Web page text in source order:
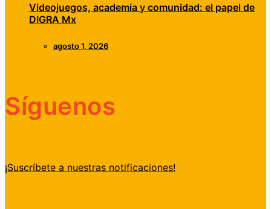
Videojuegos, academia y comunidad: el papel de
DIGRA Mx
agosto 1, 2026
Síguenos
¡Suscríbete a nuestras notificaciones!